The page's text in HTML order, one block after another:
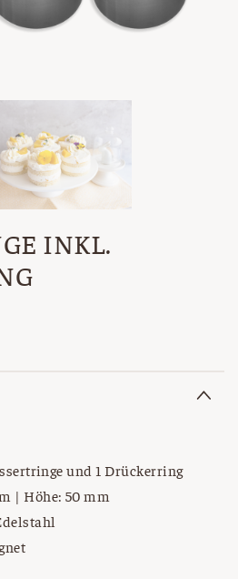
INKL.
und 1 Drückerring
| Höhe: 50 mm